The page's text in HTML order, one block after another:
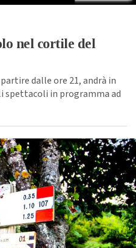
nel cortile del
dalle ore 21, andrà in
spettacoli in programma ad